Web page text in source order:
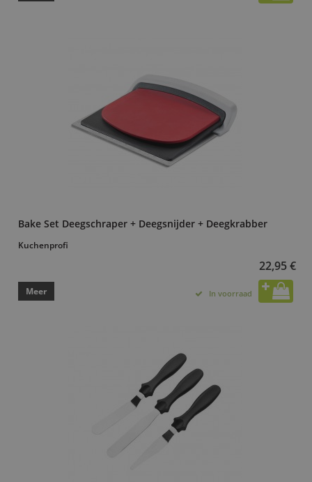
Bake Set Deegschraper + Deegsnijder + Deegkrabber
Kuchenprofi
22,95 €
Meer In voorraad